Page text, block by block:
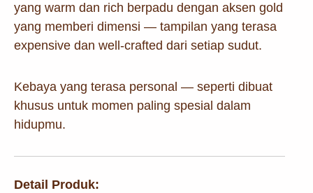
yang warm dan rich berpadu dengan aksen gold
yang memberi dimensi — tampilan yang terasa
expensive dan well-crafted dari setiap sudut.
Kebaya yang terasa personal — seperti dibuat
khusus untuk momen paling spesial dalam
hidupmu.
Detail Produk: